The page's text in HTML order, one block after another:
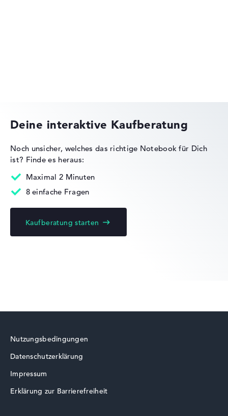
Lenovo ThinkPad
Lenovo Legion
Deine interaktive Kaufberatung
Noch unsicher, welches das richtige Notebook für Dich
ist? Finde es heraus:
Maximal 2 Minuten
8 einfache Fragen
Kaufberatung starten
Nutzungsbedingungen
Datenschutzerklärung
Impressum
Erklärung zur Barrierefreiheit